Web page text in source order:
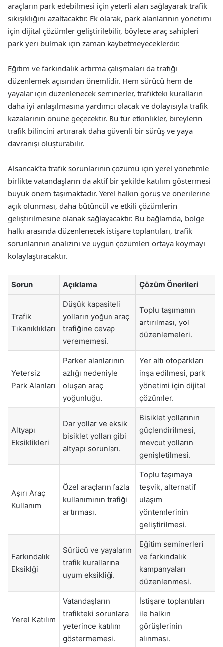
araçların park edebilmesi için yeterli alan sağlayarak trafik
sıkışıklığını azaltacaktır. Ek olarak, park alanlarının yönetimi
için dijital çözümler geliştirilebilir, böylece araç sahipleri
park yeri bulmak için zaman kaybetmeyeceklerdir.
Eğitim ve farkındalık artırma çalışmaları da trafiği
düzenlemek açısından önemlidir. Hem sürücü hem de
yayalar için düzenlenecek seminerler, trafikteki kuralların
daha iyi anlaşılmasına yardımcı olacak ve dolayısıyla trafik
kazalarının önüne geçecektir. Bu tür etkinlikler, bireylerin
trafik bilincini artırarak daha güvenli bir sürüş ve yaya
davranışı oluşturabilir.
Alsancak’ta trafik sorunlarının çözümü için yerel yönetimle
birlikte vatandaşların da aktif bir şekilde katılım göstermesi
büyük önem taşımaktadır. Yerel halkın görüş ve önerilerine
açık olunması, daha bütüncül ve etkili çözümlerin
geliştirilmesine olanak sağlayacaktır. Bu bağlamda, bölge
halkı arasında düzenlenecek istişare toplantıları, trafik
sorunlarının analizini ve uygun çözümleri ortaya koymayı
kolaylaştıracaktır.
Sorun Açıklama Çözüm Önerileri
Trafik
Tıkanıklıkları
Düşük kapasiteli
yolların yoğun araç
trafiğine cevap
verememesi.
Toplu taşımanın
artırılması, yol
düzenlemeleri.
Yetersiz
Park Alanları
Parker alanlarının
azlığı nedeniyle
oluşan araç
yoğunluğu.
Yer altı otoparkları
inşa edilmesi, park
yönetimi için dijital
çözümler.
Altyapı
Eksiklikleri
Dar yollar ve eksik
bisiklet yolları gibi
altyapı sorunları.
Bisiklet yollarının
güçlendirilmesi,
mevcut yolların
genişletilmesi.
Aşırı Araç
Kullanım
Özel araçların fazla
kullanımının trafiği
artırması.
Toplu taşımaya
teşvik, alternatif
ulaşım
yöntemlerinin
geliştirilmesi.
Farkındalık
Eksiklği
Sürücü ve yayaların
trafik kurallarına
uyum eksikliği.
Eğitim seminerleri
ve farkındalık
kampanyaları
düzenlenmesi.
Yerel Katılım
Vatandaşların
trafikteki sorunlara
yeterince katılım
göstermemesi.
İstişare toplantıları
ile halkın
görüşlerinin
alınması.